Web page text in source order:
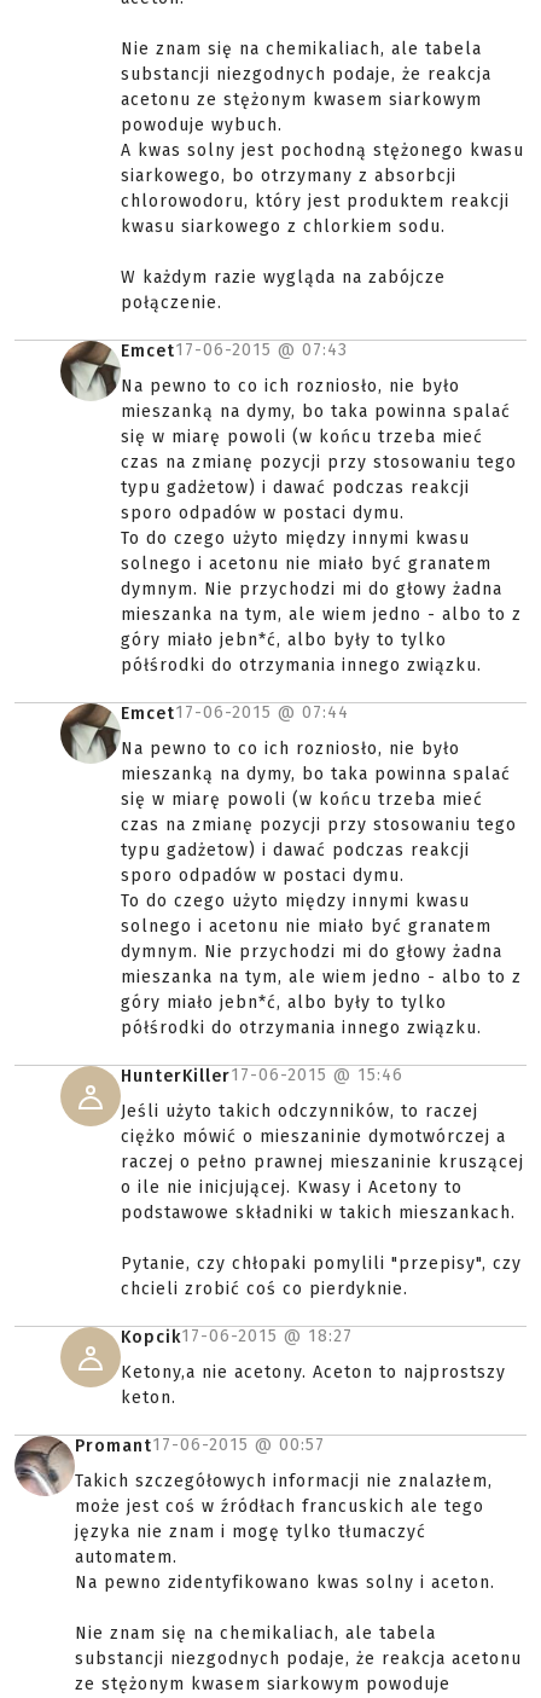
Nie znam się na chemikaliach, ale tabela
substancji niezgodnych podaje, że reakcja
acetonu ze stężonym kwasem siarkowym
powoduje wybuch.
A kwas solny jest pochodną stężonego kwasu
siarkowego, bo otrzymany z absorbcji
chlorowodoru, który jest produktem reakcji
kwasu siarkowego z chlorkiem sodu.
W każdym razie wygląda na zabójcze
połączenie.
Emcet17-06-2015 @ 07:43
Na pewno to co ich rozniosło, nie było
mieszanką na dymy, bo taka powinna spalać
się w miarę powoli (w końcu trzeba mieć
czas na zmianę pozycji przy stosowaniu tego
typu gadżetow) i dawać podczas reakcji
sporo odpadów w postaci dymu.
To do czego użyto między innymi kwasu
solnego i acetonu nie miało być granatem
dymnym. Nie przychodzi mi do głowy żadna
mieszanka na tym, ale wiem jedno - albo to z
góry miało jebn*ć, albo były to tylko
półśrodki do otrzymania innego związku.
Emcet17-06-2015 @ 07:44
Na pewno to co ich rozniosło, nie było
mieszanką na dymy, bo taka powinna spalać
się w miarę powoli (w końcu trzeba mieć
czas na zmianę pozycji przy stosowaniu tego
typu gadżetow) i dawać podczas reakcji
sporo odpadów w postaci dymu.
To do czego użyto między innymi kwasu
solnego i acetonu nie miało być granatem
dymnym. Nie przychodzi mi do głowy żadna
mieszanka na tym, ale wiem jedno - albo to z
góry miało jebn*ć, albo były to tylko
półśrodki do otrzymania innego związku.
HunterKiller17-06-2015 @ 15:46
Jeśli użyto takich odczynników, to raczej
ciężko mówić o mieszaninie dymotwórczej a
raczej o pełno prawnej mieszaninie kruszącej
o ile nie inicjującej. Kwasy i Acetony to
podstawowe składniki w takich mieszankach.
Pytanie, czy chłopaki pomylili "przepisy", czy
chcieli zrobić coś co pierdyknie.
Kopcik17-06-2015 @ 18:27
Ketony,a nie acetony. Aceton to najprostszy
keton.
Promant17-06-2015 @ 00:57
Takich szczegółowych informacji nie znalazłem,
może jest coś w źródłach francuskich ale tego
języka nie znam i mogę tylko tłumaczyć
automatem.
Na pewno zidentyfikowano kwas solny i aceton.
Nie znam się na chemikaliach, ale tabela
substancji niezgodnych podaje, że reakcja acetonu
ze stężonym kwasem siarkowym powoduje